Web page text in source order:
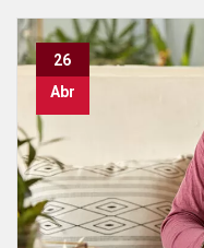
26
Abr